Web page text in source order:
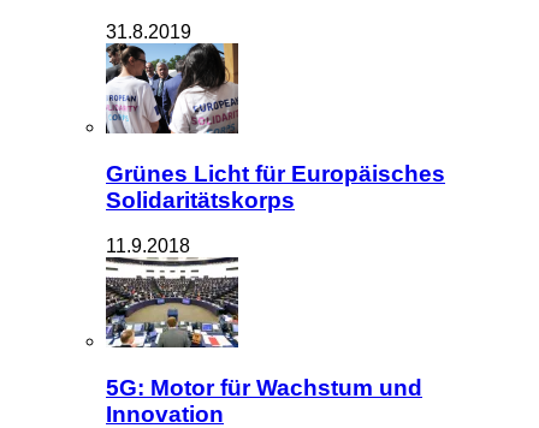
31.8.2019
Grünes Licht für Europäisches
Solidaritätskorps
11.9.2018
5G: Motor für Wachstum und
Innovation